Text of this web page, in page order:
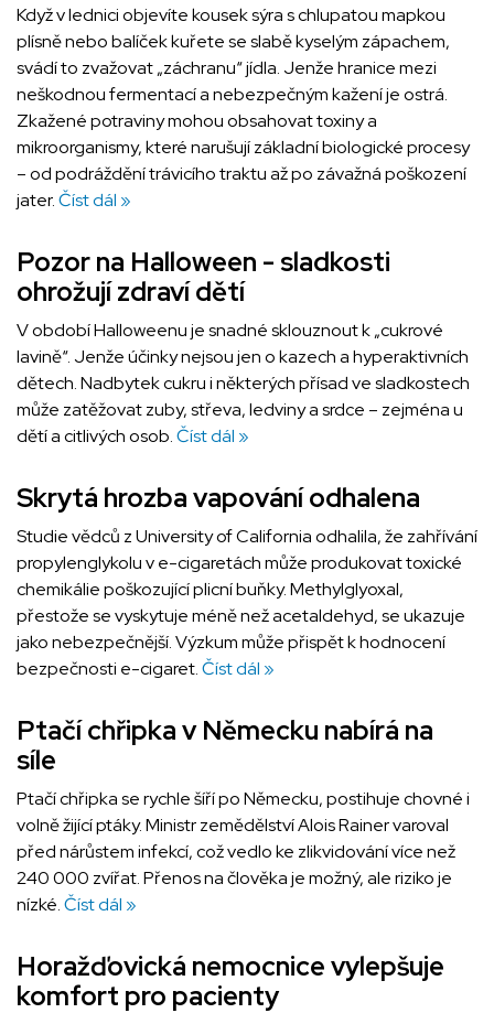
Když v lednici objevíte kousek sýra s chlupatou mapkou
plísně nebo balíček kuřete se slabě kyselým zápachem,
svádí to zvažovat „záchranu“ jídla. Jenže hranice mezi
neškodnou fermentací a nebezpečným kažení je ostrá.
Zkažené potraviny mohou obsahovat toxiny a
mikroorganismy, které narušují základní biologické procesy
– od podráždění trávicího traktu až po závažná poškození
jater.Číst dál »
Pozor na Halloween - sladkosti
ohrožují zdraví dětí
V období Halloweenu je snadné sklouznout k „cukrové
lavině“. Jenže účinky nejsou jen o kazech a hyperaktivních
dětech. Nadbytek cukru i některých přísad ve sladkostech
může zatěžovat zuby, střeva, ledviny a srdce – zejména u
dětí a citlivých osob.Číst dál »
Skrytá hrozba vapování odhalena
Studie vědců z University of California odhalila, že zahřívání
propylenglykolu v e-cigaretách může produkovat toxické
chemikálie poškozující plicní buňky. Methylglyoxal,
přestože se vyskytuje méně než acetaldehyd, se ukazuje
jako nebezpečnější. Výzkum může přispět k hodnocení
bezpečnosti e-cigaret.Číst dál »
Ptačí chřipka v Německu nabírá na
síle
Ptačí chřipka se rychle šíří po Německu, postihuje chovné i
volně žijící ptáky. Ministr zemědělství Alois Rainer varoval
před nárůstem infekcí, což vedlo ke zlikvidování více než
240 000 zvířat. Přenos na člověka je možný, ale riziko je
nízké.Číst dál »
Horažďovická nemocnice vylepšuje
komfort pro pacienty